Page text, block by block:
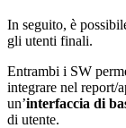
In seguito, è
gli utenti finali.
Entrambi i SW
integrare nel report/
un’interfaccia di
di utente.